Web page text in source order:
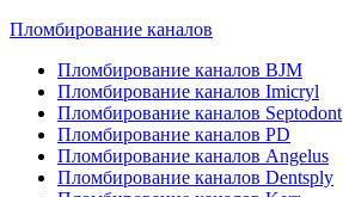
Пломбирование каналов
Пломбирование каналов BJM
Пломбирование каналов Imicryl
Пломбирование каналов Septodont
Пломбирование каналов PD
Пломбирование каналов Angelus
Пломбирование каналов Dentsply